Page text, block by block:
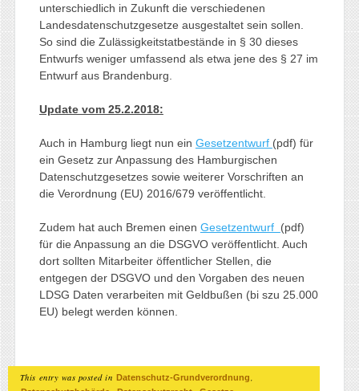
unterschiedlich in Zukunft die verschiedenen
Landesdatenschutzgesetze ausgestaltet sein sollen.
So sind die Zulässigkeitstatbestände in § 30 dieses
Entwurfs weniger umfassend als etwa jene des § 27 im
Entwurf aus Brandenburg.
Update vom 25.2.2018:
Auch in Hamburg liegt nun ein Gesetzentwurf (pdf) für
ein Gesetz zur Anpassung des Hamburgischen
Datenschutzgesetzes sowie weiterer Vorschriften an
die Verordnung (EU) 2016/679 veröffentlicht.
Zudem hat auch Bremen einen Gesetzentwurf (pdf)
für die Anpassung an die DSGVO veröffentlicht. Auch
dort sollten Mitarbeiter öffentlicher Stellen, die
entgegen der DSGVO und den Vorgaben des neuen
LDSG Daten verarbeiten mit Geldbußen (bi szu 25.000
EU) belegt werden können.
This entry was posted in Datenschutz-Grundverordnung,